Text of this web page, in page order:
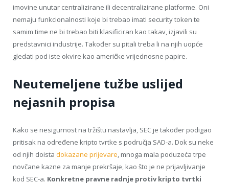
imovine unutar centralizirane ili decentralizirane platforme. Oni
nemaju funkcionalnosti koje bi trebao imati security token te
samim time ne bi trebao biti klasificiran kao takav, izjavili su
predstavnici industrije. Također su pitali treba li na njih uopće
gledati pod iste okvire kao američke vrijednosne papire.
Neutemeljene tužbe uslijed
nejasnih propisa
Kako se nesigurnost na tržištu nastavlja, SEC je također podigao
pritisak na određene kripto tvrtke s područja SAD-a. Dok su neke
od njih doista dokazane prijevare, mnoga mala poduzeća trpe
novčane kazne za manje prekršaje, kao što je ne prijavljivanje
kod SEC-a. Konkretne pravne radnje protiv kripto tvrtki